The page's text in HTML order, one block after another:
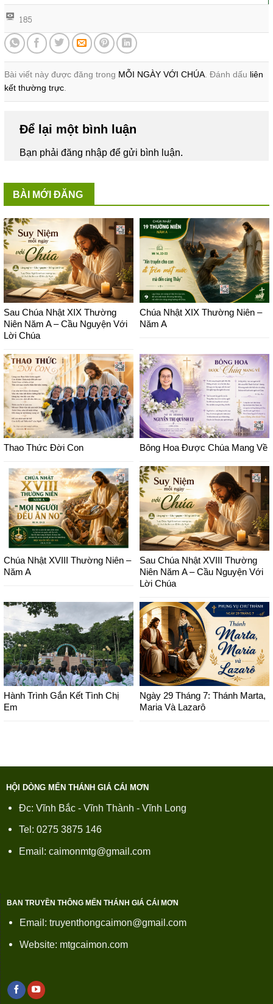
185
Bài viết này được đăng trong MỖI NGÀY VỚI CHÚA. Đánh dấu liên
kết thường trực.
Để lại một bình luận
Bạn phảiđăng nhậpđể gửi bình luận.
BÀI MỚI ĐĂNG
Sau Chúa Nhật XIX Thường
Niên Năm A – Cầu Nguyện Với
Lời Chúa
Chúa Nhật XIX Thường Niên –
Năm A
Thao Thức Đời Con Bông Hoa Được Chúa Mang Về
Chúa Nhật XVIII Thường Niên –
Năm A
Sau Chúa Nhật XVIII Thường
Niên Năm A – Cầu Nguyện Với
Lời Chúa
Hành Trình Gắn Kết Tình Chị
Em
Ngày 29 Tháng 7: Thánh Marta,
Maria Và Lazarô
HỘI DÒNG MẾN THÁNH GIÁ CÁI MƠN
Đc: Vĩnh Bắc - Vĩnh Thành - Vĩnh Long
Tel: 0275 3875 146
Email: caimonmtg@gmail.com
BAN TRUYỀN THÔNG MẾN THÁNH GIÁ CÁI MƠN
Email: truyenthongcaimon@gmail.com
Website: mtgcaimon.com